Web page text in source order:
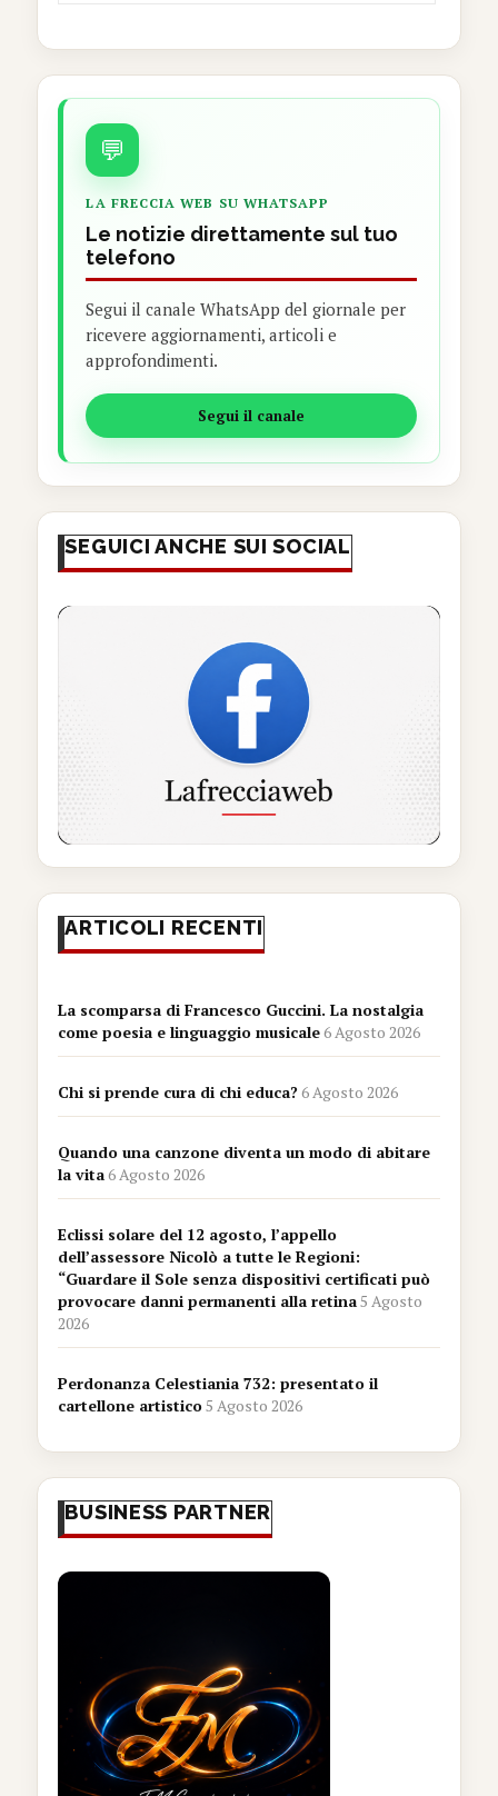
💬
LA FRECCIA WEB SU WHATSAPP
Le notizie direttamente sul tuo
telefono
Segui il canale WhatsApp del giornale per
ricevere aggiornamenti, articoli e
approfondimenti.
Segui il canale
SEGUICI ANCHE SUI SOCIAL
ARTICOLI RECENTI
La scomparsa di Francesco Guccini. La nostalgia
come poesia e linguaggio musicale6 Agosto 2026
Chi si prende cura di chi educa?6 Agosto 2026
Quando una canzone diventa un modo di abitare
la vita6 Agosto 2026
Eclissi solare del 12 agosto, l’appello
dell’assessore Nicolò a tutte le Regioni:
“Guardare il Sole senza dispositivi certificati può
provocare danni permanenti alla retina5 Agosto
2026
Perdonanza Celestiania 732: presentato il
cartellone artistico5 Agosto 2026
BUSINESS PARTNER